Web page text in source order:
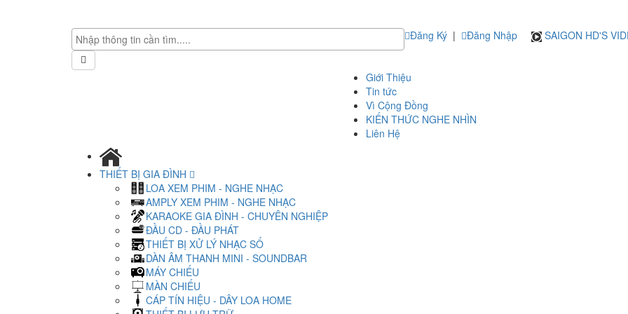
Đăng Ký | Đăng Nhập SAIGON HD'S
Giới Thiệu
Tin tức
Vì Cộng Đồng
KIẾN THỨC NGHE NHÌN
Liên Hệ
THIẾT BỊ GIA ĐÌNH
LOA XEM PHIM - NGHE NHẠC
AMPLY XEM PHIM - NGHE NHẠC
KARAOKE GIA ĐÌNH - CHUYÊN NGHIỆP
ĐẦU CD - ĐẦU PHÁT
THIẾT BỊ XỬ LÝ NHẠC SỐ
DÀN ÂM THANH MINI - SOUNDBAR
MÁY CHIẾU
MÀN CHIẾU
CÁP TÍN HIỆU - DÂY LOA HOME